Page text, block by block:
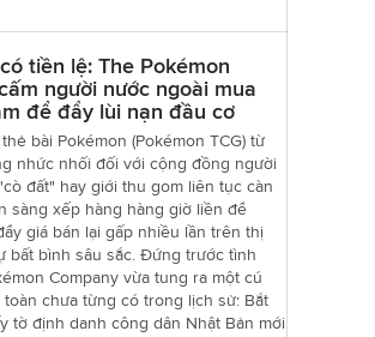
tiền lệ: The Pokémon
người nước ngoài mua
để đẩy lùi nạn đầu cơ
bài Pokémon (Pokémon TCG) từ
nhức nhối đối với cộng đồng người
đất" hay giới thu gom liên tục càn
sàng xếp hàng hàng giờ liền để
giá bán lại gấp nhiều lần trên thị
bất bình sâu sắc. Đứng trước tình
Company vừa tung ra một cú
chưa từng có trong lịch sử: Bắt
tờ định danh công dân Nhật Bản mới